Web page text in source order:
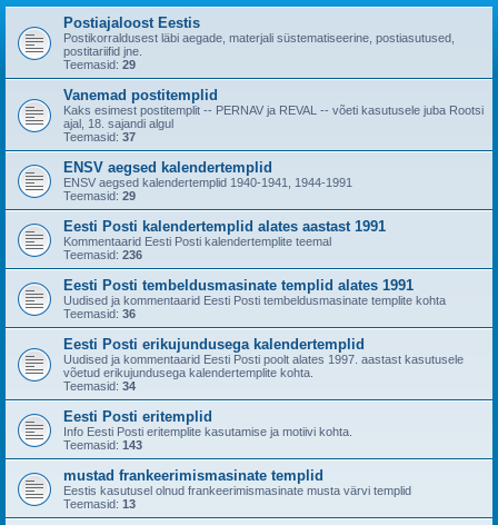
Postiajaloost Eestis
Postikorraldusest läbi aegade, materjali süstematiseerine, postiasutused,
postitariifid jne.
Teemasid: 29
Vanemad postitemplid
Kaks esimest postitemplit -- PERNAV ja REVAL -- võeti kasutusele juba Rootsi
ajal, 18. sajandi algul
Teemasid: 37
ENSV aegsed kalendertemplid
ENSV aegsed kalendertemplid 1940-1941, 1944-1991
Teemasid: 29
Eesti Posti kalendertemplid alates aastast 1991
Kommentaarid Eesti Posti kalendertemplite teemal
Teemasid: 236
Eesti Posti tembeldusmasinate templid alates 1991
Uudised ja kommentaarid Eesti Posti tembeldusmasinate templite kohta
Teemasid: 36
Eesti Posti erikujundusega kalendertemplid
Uudised ja kommentaarid Eesti Posti poolt alates 1997. aastast kasutusele
võetud erikujundusega kalendertemplite kohta.
Teemasid: 34
Eesti Posti eritemplid
Info Eesti Posti eritemplite kasutamise ja motiivi kohta.
Teemasid: 143
mustad frankeerimismasinate templid
Eestis kasutusel olnud frankeerimismasinate musta värvi templid
Teemasid: 13